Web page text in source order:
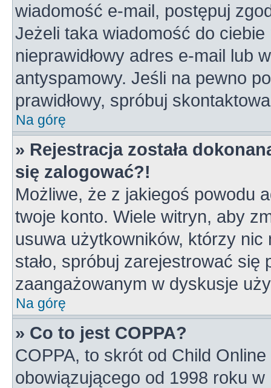
wiadomość e-mail, postępuj
Jeżeli taka wiadomość do ciebie
nieprawidłowy adres e-mail lub
antyspamowy. Jeśli na pewno
prawidłowy, spróbuj
Na górę
» Rejestracja została
się zalogować?!
Możliwe, że z jakiegoś powodu
twoje konto. Wiele witryn, aby
usuwa użytkowników, którzy
stało, spróbuj zarejestrować
zaangażowanym w dyskusje
Na górę
» Co to jest COPPA?
COPPA, to skrót od Child
obowiązującego od 1998 roku w